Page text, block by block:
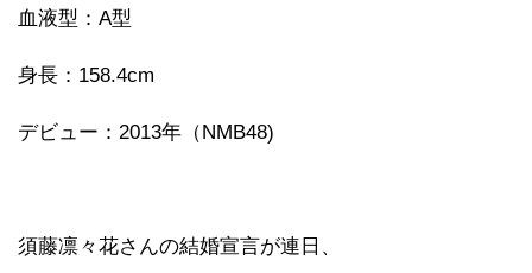
血液型：A型
身長：158.4cm
デビュー：2013年（NMB48)
須藤凛々花さんの結婚宣言が連日、